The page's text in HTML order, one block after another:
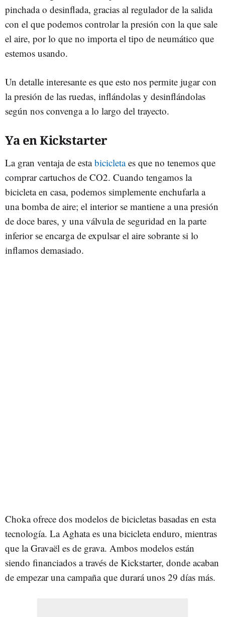
pinchada o desinflada, gracias al regulador de la salida
con el que podemos controlar la presión con la que sale
el aire, por lo que no importa el tipo de neumático que
estemos usando.
Un detalle interesante es que esto nos permite jugar con
la presión de las ruedas, inflándolas y desinflándolas
según nos convenga a lo largo del trayecto.
Ya en Kickstarter
La gran ventaja de estabicicletaes que no tenemos que
comprar cartuchos de CO2. Cuando tengamos la
bicicleta en casa, podemos simplemente enchufarla a
una bomba de aire; el interior se mantiene a una presión
de doce bares, y una válvula de seguridad en la parte
inferior se encarga de expulsar el aire sobrante si lo
inflamos demasiado.
Choka ofrece dos modelos de bicicletas basadas en esta
tecnología. La Aghata es una bicicleta enduro, mientras
que la Gravaël es de grava. Ambos modelos están
siendo financiados a través de Kickstarter, donde acaban
de empezar una campaña que durará unos 29 días más.